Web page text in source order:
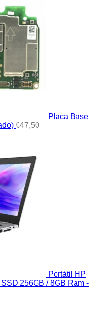
Placa Base
€47,50
Portátil HP
256GB / 8GB Ram -